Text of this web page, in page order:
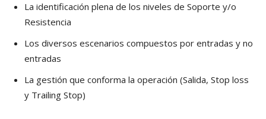
La identificación plena de los niveles de Soporte y/o
Resistencia
Los diversos escenarios compuestos por entradas y no
entradas
La gestión que conforma la operación (Salida, Stop loss
y Trailing Stop)